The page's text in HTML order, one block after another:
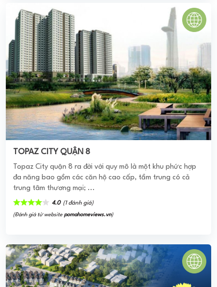
Helianthus Center Red River
Helianthus Center Red River là tổ hợp gồm biệt thự lâu đài,
liền kề shophouse, chung cư đẳng cấp nhất tại Đông Anh
năm 2021 mang kiến trúc cổ điển Pháp ...
0 (0 đánh giá)
(Đánh giá từ websitepomahomeviews.vn)